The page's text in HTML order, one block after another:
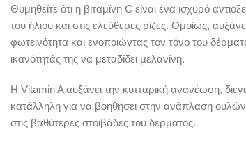
Θυμηθείτε ότι η βιταμίνη C είναι ένα ισχυρό
του ήλιου και στις ελεύθερες ρίζες. Ομοίως,
φωτεινότητα και ενοποιώντας τον τόνο του
ικανότητάς της να μεταδίδει μελανίνη.
Η Vitamin A αυξάνει την κυτταρική ανανέωση,
κατάλληλη για να βοηθήσει στην ανάπλαση
στις βαθύτερες στοιβάδες του δέρματος.